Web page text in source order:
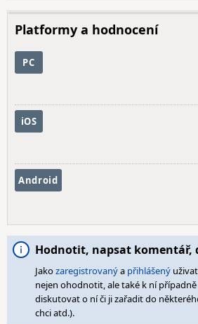
Platformy a hodnocení
PC
iOS
Android
Hodnotit, napsat
Jakozaregistrovanýa přihlášený
nejen ohodnotit, ale také k ní
diskutovat o ní či ji zařadit do
chci atd.).